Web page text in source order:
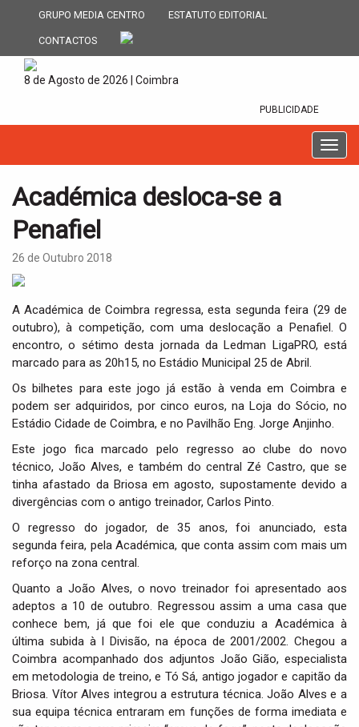
GRUPO MEDIA CENTRO ESTATUTO EDITORIAL
CONTACTOS
8 de Agosto de 2026 | Coimbra
PUBLICIDADE
T
o
g
a
t
Académica desloca-se a
Penafiel
26 de Outubro 2018
A Académica de Coimbra regressa, esta segunda feira (29 de
outubro), à competição, com uma deslocação a Penafiel. O
encontro, o sétimo desta jornada da Ledman LigaPRO, está
marcado para as 20h15, no Estádio Municipal 25 de Abril.
Os bilhetes para este jogo já estão à venda em Coimbra e
podem ser adquiridos, por cinco euros, na Loja do Sócio, no
Estádio Cidade de Coimbra, e no Pavilhão Eng. Jorge Anjinho.
Este jogo fica marcado pelo regresso ao clube do novo
técnico, João Alves, e também do central Zé Castro, que se
tinha afastado da Briosa em agosto, supostamente devido a
divergências com o antigo treinador, Carlos Pinto.
O regresso do jogador, de 35 anos, foi anunciado, esta
segunda feira, pela Académica, que conta assim com mais um
reforço na zona central.
Quanto a João Alves, o novo treinador foi apresentado aos
adeptos a 10 de outubro. Regressou assim a uma casa que
conhece bem, já que foi ele que conduziu a Académica à
última subida à I Divisão, na época de 2001/2002. Chegou a
Coimbra acompanhado dos adjuntos João Gião, especialista
em metodologia de treino, e Tó Sá, antigo jogador e capitão da
Briosa. Vítor Alves integrou a estrutura técnica. João Alves e a
sua equipa técnica entraram em funções de forma imediata e